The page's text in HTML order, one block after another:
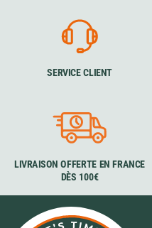
SERVICE CLIENT
LIVRAISON OFFERTE EN FRANCE
DÈS 100€